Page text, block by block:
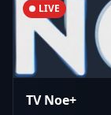
LIVE
TV Noe+